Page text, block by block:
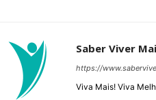
Saber Viver
https://
Viva Mais! Viva